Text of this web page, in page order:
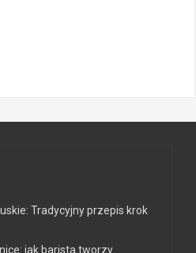
Tradycyjny przepis krok
jak barista tworzy